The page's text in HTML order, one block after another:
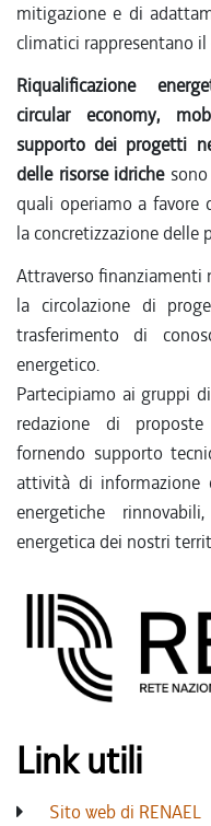
mitigazione e di
climatici rappresentano
Riqualificazione
circular economy,
supporto dei progetti
delle risorse idrichesono
quali operiamo a favore
la concretizzazione delle
Attraverso finanziamenti
la circolazione di
trasferimento di
energetico.
Partecipiamo ai gruppi
redazione di
fornendo supporto
attività di
energetiche
energetica dei nostri
Link utili
Sito web di RENAEL